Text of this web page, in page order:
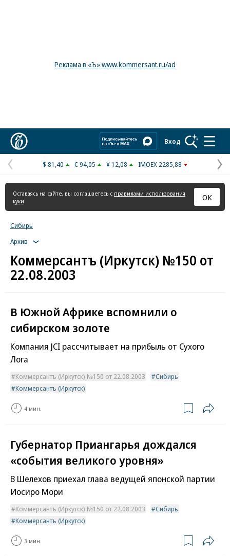
Реклама в «Ъ» www.kommersant.ru/ad
Вход
Предыдущая
страница
$ 81,40 € 94,05 ¥ 12,08 IMOEX 2285,88
Оставаясь на сайте, вы соглашаетесь с правилами использования
куки
ОК
Сибирь
Архив
Коммерсантъ (Иркутск) №150 от
22.08.2003
В Южной Африке вспомнили о
сибирском золоте
Компания JCI рассчитывает на прибыль от Сухого
Лога
Коммерсантъ (Иркутск) №150 от 22.08.2003
Сибирь
Коммерсантъ (Иркутск)
4 мин.
Губернатор Приангарья дождался
«события великого уровня»
В Шелехов приехал глава ведущей японской партии
Иосиро Мори
Коммерсантъ (Иркутск) №150 от 22.08.2003
Сибирь
Коммерсантъ (Иркутск)
3 мин.